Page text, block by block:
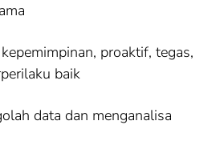
proaktif, tegas,
baik
data dan menganalisa